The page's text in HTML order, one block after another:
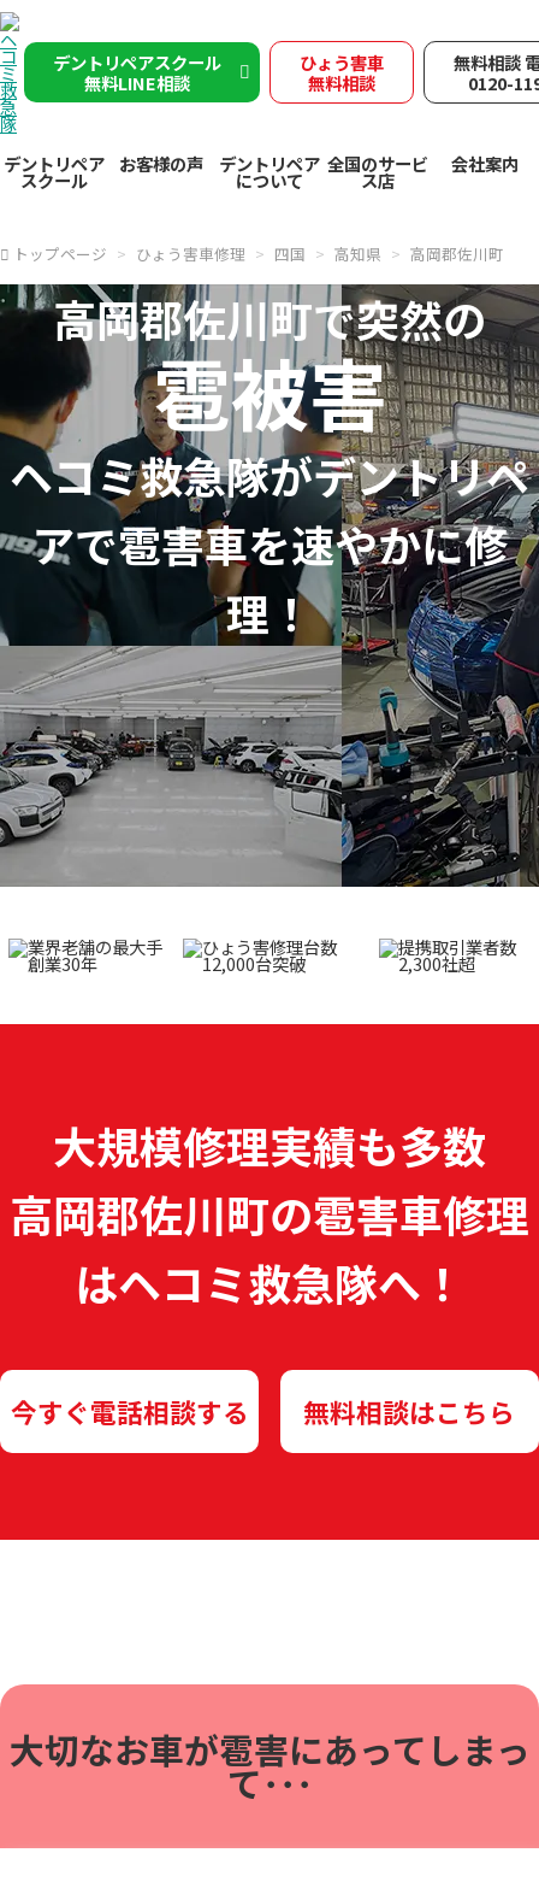
デントリペアスクール
無料LINE相談
ひょう害車
無料相談
無料相談
0120-
デントリペア
スクール
お客様の声 デントリペア
について
全国のサービ
ス店
会社案内
トップページ ひょう害車修理 四国 高知県 高岡郡佐川町
高岡郡佐川町で突然の
雹被害
ヘコミ救急隊がデントリペ
アで雹害車を速やかに修
理！
大規模修理実績も多数
高岡郡佐川町の雹害車修理
はヘコミ救急隊へ！
今すぐ電話相談する 無料相談はこちら
大切なお車が雹害にあってしまっ
て･･･